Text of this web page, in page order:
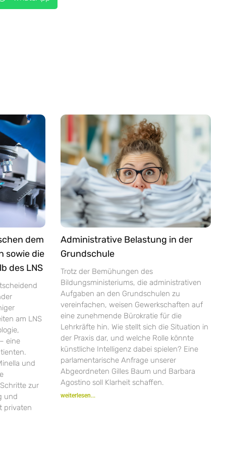
dem
sowie die
des LNS
am LNS
eine
und
zur
und
privaten
Administrative Belastung in der
Grundschule
Trotz der Bemühungen des
Bildungsministeriums, die administrativen
Aufgaben an den Grundschulen zu
vereinfachen, weisen Gewerkschaften auf
eine zunehmende Bürokratie für die
Lehrkräfte hin. Wie stellt sich die Situation in
der Praxis dar, und welche Rolle könnte
künstliche Intelligenz dabei spielen? Eine
parlamentarische Anfrage unserer
Abgeordneten Gilles Baum und Barbara
Agostino soll Klarheit schaffen.
weiterlesen...